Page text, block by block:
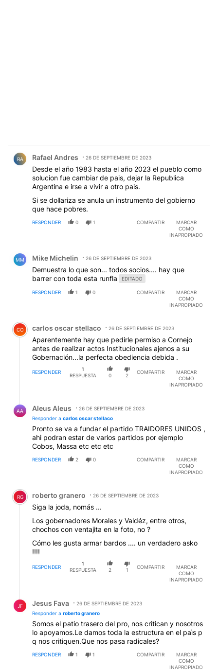
RA Rafael Andres 26 DE SEPTIEMBRE DE 2023
Desde el año 1983 hasta el año 2023 el pueblo como
solucion fue cambiar de pais, dejar la Republica
Argentina e irse a vivir a otro pais.
Si se dollariza se anula un instrumento del gobierno
que hace pobres.
RESPONDER 0 1 COMPARTIR
MARCAR
COMO
INAPROPIADO
MM Mike Michelin 26 DE SEPTIEMBRE DE 2023
Demuestra lo que son... todos socios.... hay que
barrer con toda esta runfla
EDITADO
RESPONDER 1 0 COMPARTIR
MARCAR
COMO
INAPROPIADO
Comentario de carlos oscar stellaco.
CO carlos oscar stellaco 26 DE SEPTIEMBRE DE 2023
Aparentemente hay que pedirle permiso a Cornejo
antes de realizar actos Institucionales ajenos a su
Gobernación...la perfecta obediencia debida .
RESPONDER
1
RESPUESTA
0 2
COMPARTIR
MARCAR
COMO
INAPROPIADO
AA Aleus Aleus
26 DE SEPTIEMBRE DE 2023
Responder a carlos oscar stellaco
Pronto se va a fundar el partido TRAIDORES UNIDOS ,
ahi podran estar de varios partidos por ejemplo
Cobos, Massa etc etc etc
RESPONDER 2 0 COMPARTIR
MARCAR
COMO
INAPROPIADO
Comentario de roberto granero.
RG roberto granero 26 DE SEPTIEMBRE DE 2023
Siga la joda, nomás ...
Los gobernadores Morales y Valdéz, entre otros,
chochos con ventajita en la foto, no ?
Cómo les gusta armar bardos .... un verdadero asko
!!!!
RESPONDER
1
RESPUESTA
2 1
COMPARTIR
MARCAR
COMO
INAPROPIADO
JF Jesus Fava
26 DE SEPTIEMBRE DE 2023
Responder a roberto granero
Somos el patio trasero del pro, nos critican y nosotros
lo apoyamos.Le damos toda la estructura en el paìs p
q nos critiquen.Que nos pasa radicales?
RESPONDER 1 1 COMPARTIR
MARCAR
COMO
INAPROPIADO